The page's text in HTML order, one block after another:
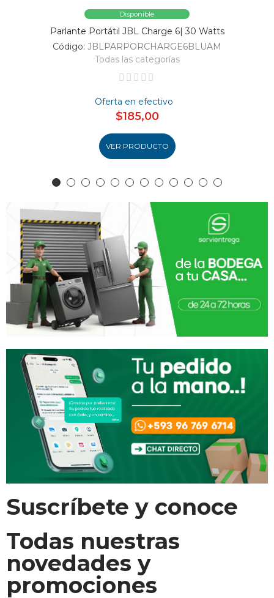
Disponible
Parlante Portátil JBL Charge 6| 30 Watts
Código: JBLPARPORCHARGE6BLUAM
Todas las categorías
Oferta en efectivo
$185,00
VER PRODUCTO
Suscríbete y conoce
Todas nuestras
novedades y
promociones